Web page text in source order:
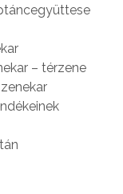
– térzene